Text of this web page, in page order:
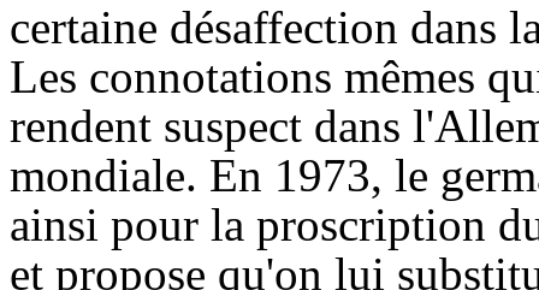
certaine désaffection dans
Les connotations mêmes
rendent suspect dans
mondiale. En 1973, le
ainsi pour la proscription
et propose qu'on lui